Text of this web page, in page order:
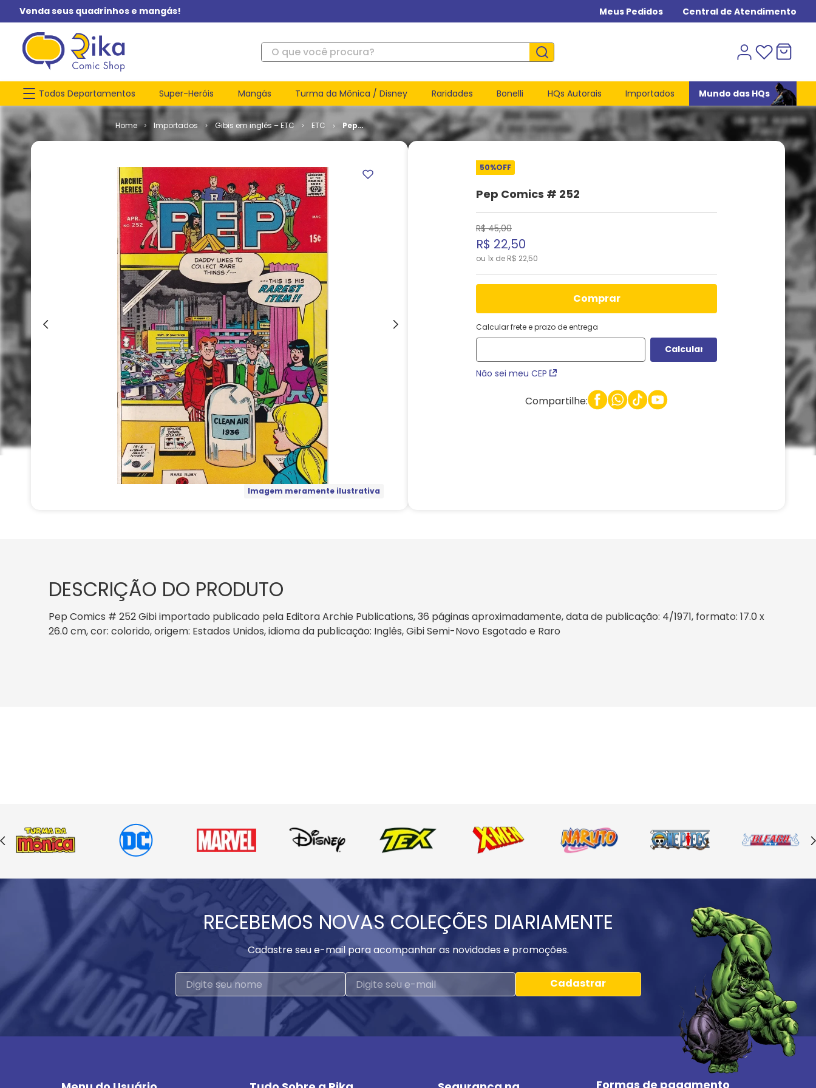
Venda seus quadrinhos e mangás! Meus Pedidos Central de Atendimento
O que você procura?
Todos Departamentos Super-Heróis Mangás Turma da Mônica / Disney Raridades Bonelli HQs Autorais Importados Mundo das HQs
Importados Gibis em inglês – ETC ETC
Pep
Comics #
Imagem meramente ilustrativa
50%OFF
Pep Comics # 252
R$ 45,00
R$ 22,50
ou 1x de R$ 22,50
comprar
Calcular frete e prazo de entrega
Não sei meu CEP
Compartilhe:
DESCRIÇÃO DO PRODUTO
Pep Comics # 252 Gibi importado publicado pela Editora Archie Publications, 36 páginas aproximadamente, data de publicação: 4/1971, formato: 17.0 x
26.0 cm, cor: colorido, origem: Estados Unidos, idioma da publicação: Inglês, Gibi Semi-Novo Esgotado e Raro
RECEBEMOS NOVAS COLEÇÕES DIARIAMENTE
Cadastre seu e-mail para acompanhar as novidades e promoções.
Cadastrar
Formas de pagamento